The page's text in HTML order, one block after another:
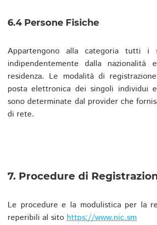
6.4 Persone Fisiche
Appartengono alla categoria tutti i
indipendentemente dalla
residenza. Le modalità di
posta elettronica dei singoli individui
sono determinate dal provider che
di rete.
7. Procedure di
Le procedure e la modulistica per la
reperibili al sito https://www.nic.sm